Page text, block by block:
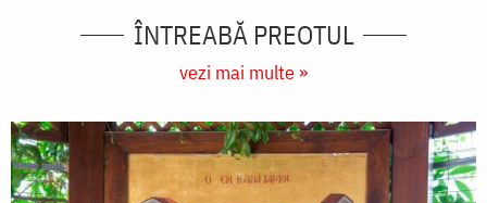
ÎNTREABĂ PREOTUL
vezi mai multe »